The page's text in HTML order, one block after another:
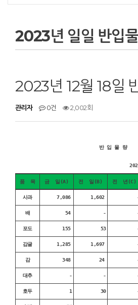
2023년 일일 반입
2023년 12월 18일
관리자 0건 2,002회
반 입 물 량
품 목 금 일(A) 전 일(B) 전 년(C)
사과 7,086 1,602
배 54 -
포도 155 53
감귤 1,285 1,697
감 348 24
대추 - -
호두 1 30